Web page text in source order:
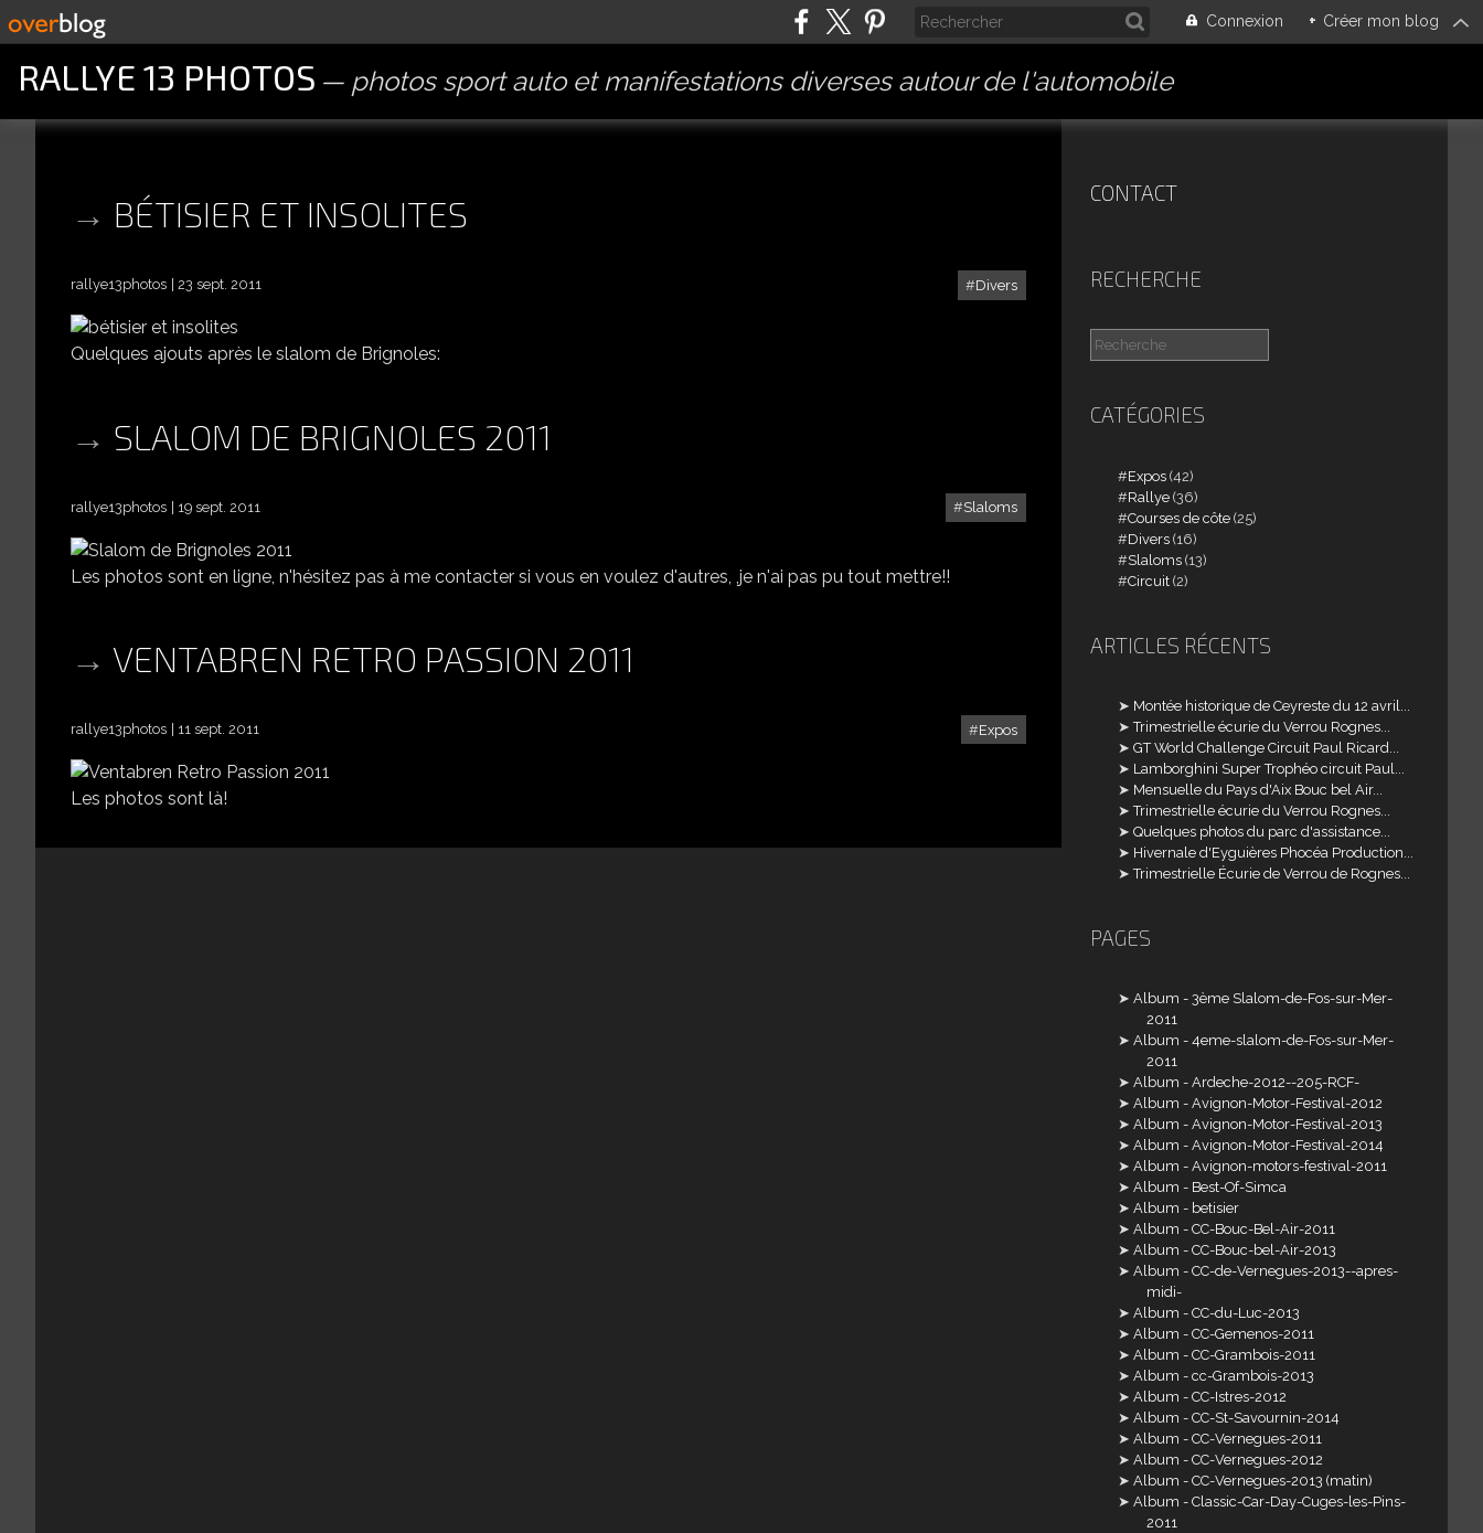
Connexion + Créer mon blog
RALLYE 13 PHOTOS photos sport auto et manifestations diverses autour de l'automobile
BÉTISIER ET INSOLITES
Divers
rallye13photos 23 sept. 2011 BÉTISIER ET INSOLITES
Quelques ajouts après le slalom de Brignoles:
SLALOM DE BRIGNOLES 2011
Slaloms
rallye13photos 19 sept. 2011 SLALOM DE BRIGNOLES 2011
Les photos sont en ligne, n'hésitez pas à me contacter si vous en voulez d'autres, ,je n'ai pas pu tout mettre!!
VENTABREN RETRO PASSION 2011
Expos
rallye13photos 11 sept. 2011 VENTABREN RETRO PASSION 2011
Les photos sont là!
CONTACT
RECHERCHE
CATÉGORIES
Expos (42)
Rallye (36)
Courses de côte (25)
Divers (16)
Slaloms (13)
Circuit (2)
ARTICLES RÉCENTS
Montée historique de Ceyreste du 12 avril...
Trimestrielle écurie du Verrou Rognes...
GT World Challenge Circuit Paul Ricard...
Lamborghini Super Trophéo circuit Paul...
Mensuelle du Pays d'Aix Bouc bel Air...
Trimestrielle écurie du Verrou Rognes...
Quelques photos du parc d'assistance...
Hivernale d'Eyguières Phocéa Production...
Trimestrielle Écurie de Verrou de Rognes...
PAGES
Album - 3ème Slalom-de-Fos-sur-Mer-
2011
Album - 4eme-slalom-de-Fos-sur-Mer-
2011
Album - Ardeche-2012--205-RCF-
Album - Avignon-Motor-Festival-2012
Album - Avignon-Motor-Festival-2013
Album - Avignon-Motor-Festival-2014
Album - Avignon-motors-festival-2011
Album - Best-Of-Simca
Album - betisier
Album - CC-Bouc-Bel-Air-2011
Album - CC-Bouc-bel-Air-2013
Album - CC-de-Vernegues-2013--apres-
midi-
Album - CC-du-Luc-2013
Album - CC-Gemenos-2011
Album - CC-Grambois-2011
Album - cc-Grambois-2013
Album - CC-Istres-2012
Album - CC-St-Savournin-2014
Album - CC-Vernegues-2011
Album - CC-Vernegues-2012
Album - CC-Vernegues-2013 (matin)
Album - Classic-Car-Day-Cuges-les-Pins-
2011